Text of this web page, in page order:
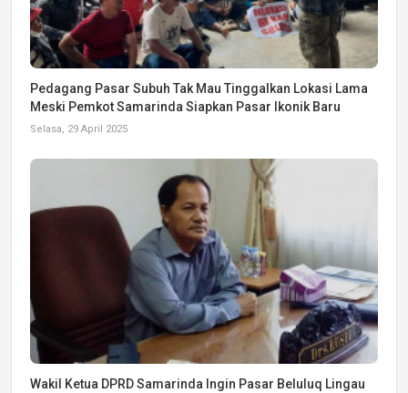
Pedagang Pasar Subuh Tak Mau Tinggalkan Lokasi Lama
Meski Pemkot Samarinda Siapkan Pasar Ikonik Baru
Selasa, 29 April 2025
Wakil Ketua DPRD Samarinda Ingin Pasar Beluluq Lingau